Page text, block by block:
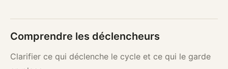
Comprendre les déclencheurs
Clarifier ce qui déclenche le cycle et ce qui le garde